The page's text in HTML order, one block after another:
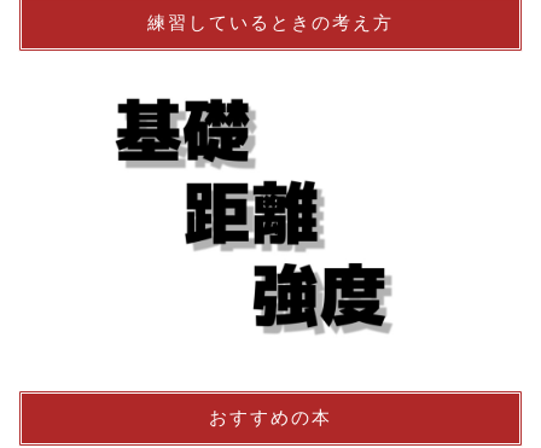
練習しているときの考え方
おすすめの本